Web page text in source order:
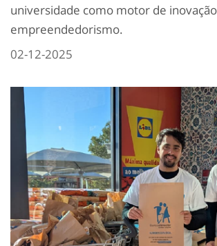
universidade como motor de
empreendedorismo.
02-12-2025